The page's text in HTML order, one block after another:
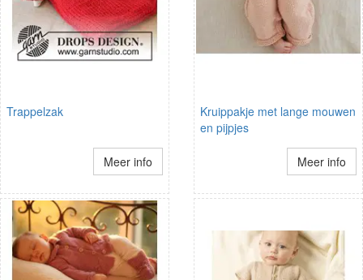
Trappelzak
Meer info
Kruippakje met lange mouwen
en pijpjes
Meer info